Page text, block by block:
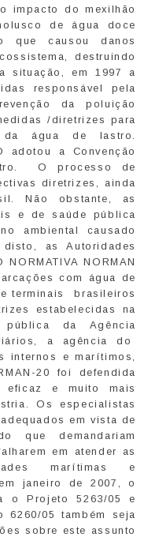
impacto do mexilhão
de água doce
que causou danos
destruindo
situação, em 1997 a
responsável pela
da poluição
/diretrizes para
água de lastro.
adotou a Convenção
O processo de
diretrizes, ainda
Não obstante, as
e de saúde pública
ambiental causado
as Autoridades
NORMAN
com água de
terminais brasileiros
estabelecidas na
pública da Agência
a agência do
internos e marítimos,
20 foi defendida
eficaz e muito mais
Os especialistas
em vista de
que demandariam
em atender as
marítimas e
janeiro de 2007, o
o Projeto 5263/05 e
6260/05 também seja
sobre este assunto